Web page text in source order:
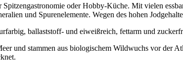
oder Hobby-Küche. Mit vielen
und Spurenelemente. Wegen des hohen
ballaststoff- und eiweißreich, fettarm und
und stammen aus biologischem Wildwuchs vor der